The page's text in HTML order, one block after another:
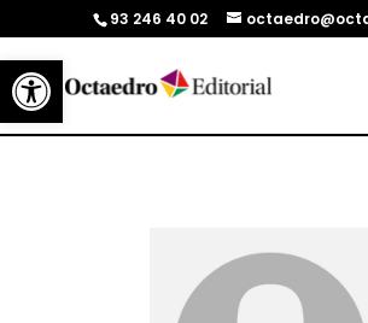
Abrir barra de herramientas
93 246 40 02